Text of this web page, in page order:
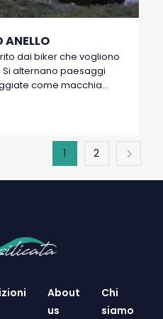
ANELLO
dai biker che vogliono
alternano paesaggi
come macchia
alcuni punti
ma munirsi di
nei periodi caldi.
1 2
About
us
Chi
siamo